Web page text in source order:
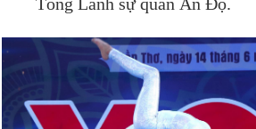
Tổng Lãnh sự quán Ấn Độ.